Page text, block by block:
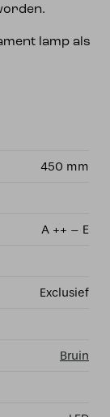
lamp als
450 mm
A ++ – E
Exclusief
Bruin